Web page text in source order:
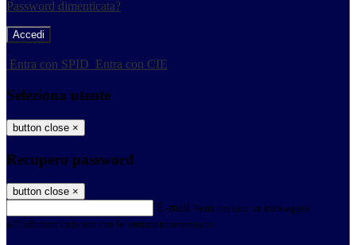
Password dimenticata?
-
Entra con SPID Entra con CIE
Seleziona utente
button close ×
Recupero password
button close ×
E-mail Verrà inviato un messaggio
all'indirizzo indicato con le istruzioni necessarie.